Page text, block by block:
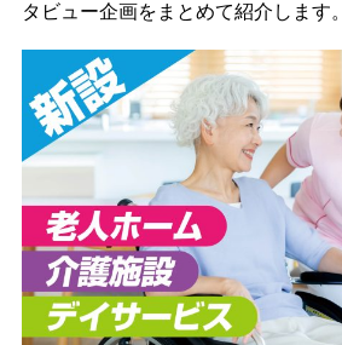
タビュー企画をまとめて紹介します。